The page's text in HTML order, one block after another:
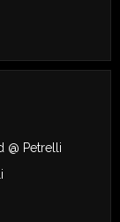
@ Petrelli